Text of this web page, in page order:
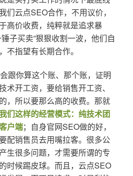
们云点SEO合作，不用议价，
高价收费，纯粹就是追求暴
子买卖”狠狠收割一波，他们自
不指望有长期合作。
跟你算这个账、那个账，证明
术开工资，要给销售开工资、
，所以要那么高的收费。那就
们这样的经营模式：纯技术团
户端；自身官网SEO做的好，
配销售员去用嘴拉客。很多公
生很多问题，才需要所谓的专
时候踢皮球。而且，云点SEO